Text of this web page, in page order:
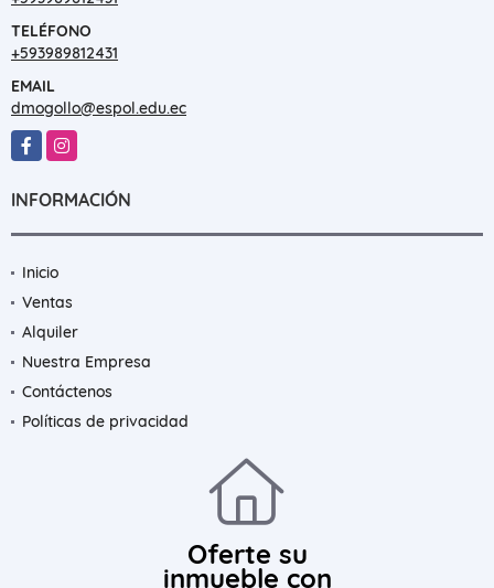
TELÉFONO
+593989812431
EMAIL
dmogollo@espol.edu.ec
FacebookInstagram
INFORMACIÓN
Inicio
Ventas
Alquiler
Nuestra Empresa
Contáctenos
Políticas de privacidad
Oferte su
inmueble con